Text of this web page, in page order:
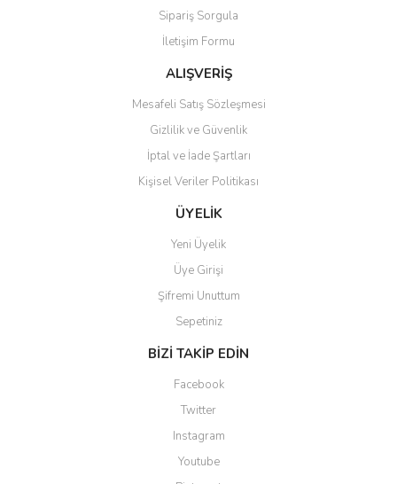
Sipariş Sorgula
İletişim Formu
ALIŞVERİŞ
Mesafeli Satış Sözleşmesi
Gizlilik ve Güvenlik
İptal ve İade Şartları
Kişisel Veriler Politikası
ÜYELİK
Yeni Üyelik
Üye Girişi
Şifremi Unuttum
Sepetiniz
BİZİ TAKİP EDİN
Facebook
Twitter
Instagram
Youtube